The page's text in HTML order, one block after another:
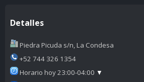
Detalles
Piedra Picuda s/n, La Condesa
+52 744 326 1354
Horario hoy 23:00-04:00 ▼